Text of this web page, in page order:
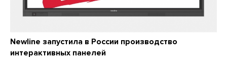
Newline запустила в России производство
интерактивных панелей